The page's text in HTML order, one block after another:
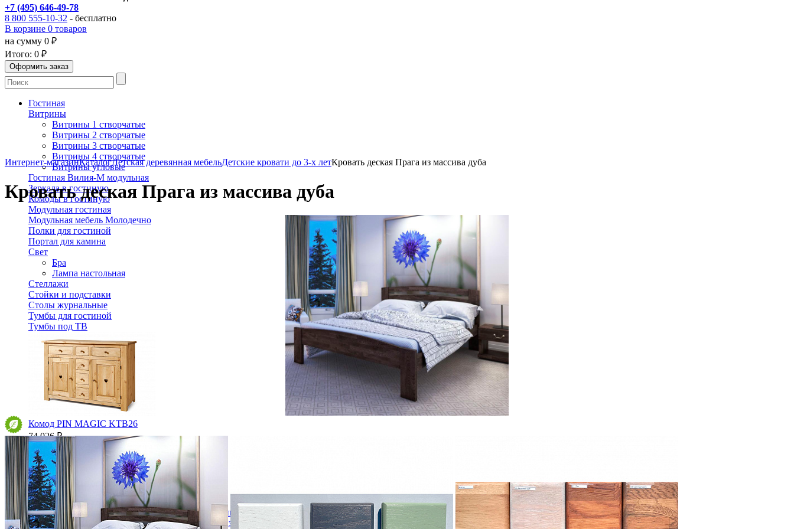
+7 (495) 646-49-78
8 800 555-10-32 - бесплатно
В корзине 0 товаров
на сумму 0 ₽
Итого: 0 ₽
Гостиная
Витрины
Витрины 1 створчатые
Витрины 2 створчатые
Витрины 3 створчатые
Витрины 4 створчатые
Витрины угловые
Гостиная Вилия-М модульная
Зеркала в гостиную
Комоды в гостиную
Модульная гостиная
Модульная мебель Молодечно
Полки для гостиной
Портал для камина
Свет
Бра
Лампа настольная
Стеллажи
Стойки и подставки
Столы журнальные
Тумбы для гостиной
Тумбы под ТВ
Комод PIN MAGIC KTB26
74 026 ₽
82 251 ₽
В корзину
-10%
Спальня
Деревянные кровати с подъемным механизмом
Кровати односпальные с подъемным механизмом
Кровати двуспальные с подъемным механизмом
Интернет-магазинКаталогДетская деревянная мебельДетские кровати до 3-х летКровать деская Прага из массива дуба
Кровать деская Прага из массива дуба